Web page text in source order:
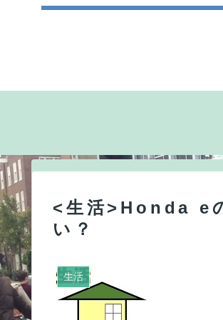
<生活>Honda e
い？
生活